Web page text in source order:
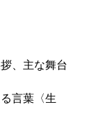
、主な舞台
言葉〈生